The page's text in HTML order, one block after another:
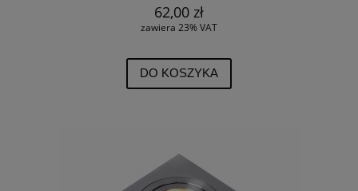
62,00 zł
zawiera 23% VAT
DO KOSZYKA